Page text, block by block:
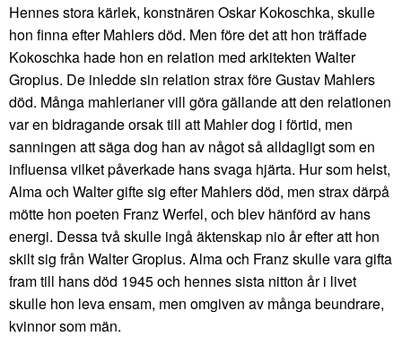
Hennes stora kärlek, konstnären Oskar Kokoschka, skulle
hon finna efter Mahlers död. Men före det att hon träffade
Kokoschka hade hon en relation med arkitekten Walter
Gropius. De inledde sin relation strax före Gustav Mahlers
död. Många mahlerianer vill göra gällande att den relationen
var en bidragande orsak till att Mahler dog i förtid, men
sanningen att säga dog han av något så alldagligt som en
influensa vilket påverkade hans svaga hjärta. Hur som helst,
Alma och Walter gifte sig efter Mahlers död, men strax därpå
mötte hon poeten Franz Werfel, och blev hänförd av hans
energi. Dessa två skulle ingå äktenskap nio år efter att hon
skilt sig från Walter Gropius. Alma och Franz skulle vara gifta
fram till hans död 1945 och hennes sista nitton år i livet
skulle hon leva ensam, men omgiven av många beundrare,
kvinnor som män.